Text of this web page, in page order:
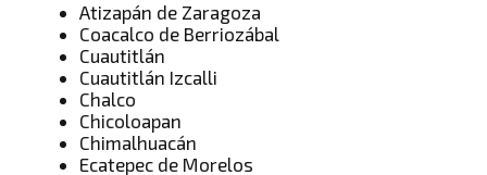
Atizapán de Zaragoza
Coacalco de Berriozábal
Cuautitlán
Cuautitlán Izcalli
Chalco
Chicoloapan
Chimalhuacán
Ecatepec de Morelos